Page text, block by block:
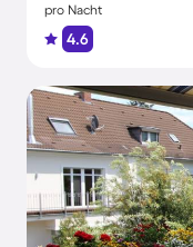
pro Nacht
4.6